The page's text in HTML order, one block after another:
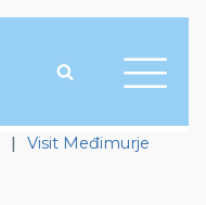
| Visit Međimurje